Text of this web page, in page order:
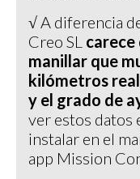
√ A diferencia
Creo SL carece
manillar que
kilómetros
y el grado de
ver estos datos
instalar en el
app Mission